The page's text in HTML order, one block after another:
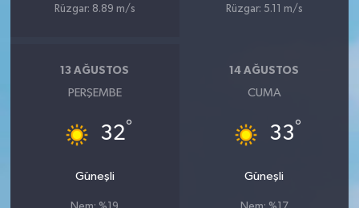
Rüzgar: 8.89 m/s
Rüzgar: 5.11 m/s
13 AĞUSTOS
PERŞEMBE
32°
Güneşli
14 AĞUSTOS
CUMA
33°
Güneşli
Sağlık
SPOR HABERLERİ